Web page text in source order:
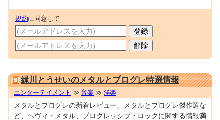
規約に同意して
緑川とうせいのメタルとプログレ特選情報
エンターテイメント 音楽 洋楽
メタルとプログレの新着レビュー、メタルとプログレ傑作選な
ど、ヘヴィ・メタル、プログレッシブ・ロックに関する情報満